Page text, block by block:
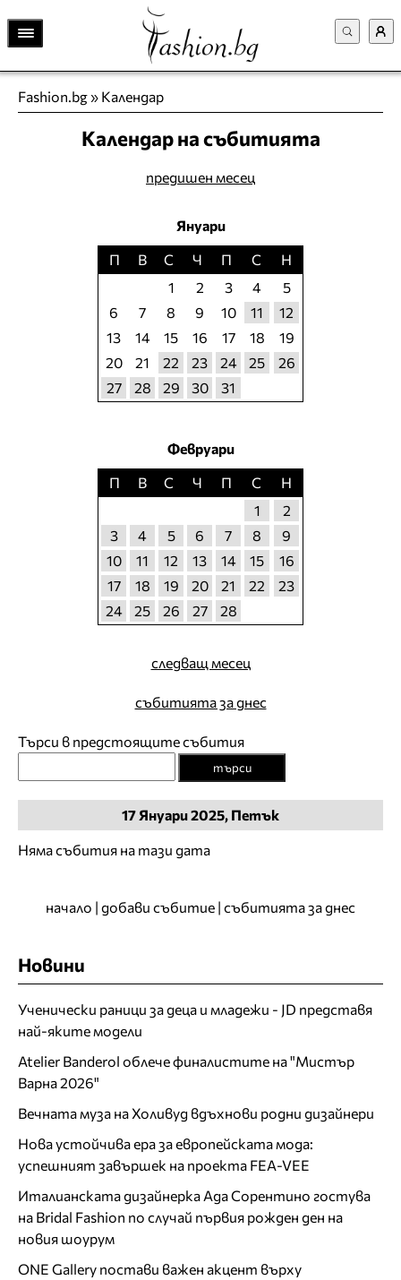
Fashion.bg» Календар
Календар на събитията
предишен месец
Януари
П
В С Ч П С
Н
1
2 3 4
5
6
7 8 9 10 11
12
13
14 15 16 17 18
19
20
21 22 23 24 25
26
27
28 29 30 31
Февруари
П
В С Ч П С
Н
1
2
3
4 5 6 7 8
9
10
11 12 13 14 15
16
17
18 19 20 21 22
23
24
25 26 27 28
следващ месец
събитията за днес
Търси в предстоящите събития
търси
17 Януари2025, Петък
Няма събития на тази дата
начало | добави събитие | събитията за днес
Новини
Ученически раници за деца и младежи - JD представя
най-яките модели
Atelier Banderol облече финалистите на "Мистър
Варна 2026"
Вечната муза на Холивуд вдъхнови родни дизайнери
Нова устойчива ера за европейската мода:
успешният завършек на проекта FEA-VEE
Италианската дизайнерка Ада Сорентино гостува
на Bridal Fashion по случай първия рожден ден на
новия шоурум
ONE Gallery постави важен акцент върху